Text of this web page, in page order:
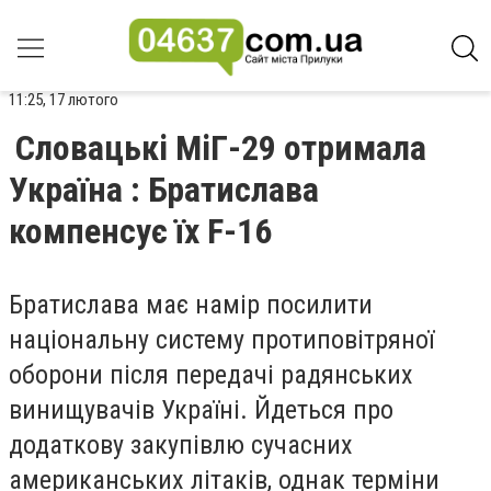
11:25, 17 лютого
Словацькі МіГ-29 отримала
Україна : Братислава
компенсує їх F-16
Братислава має намір посилити
національну систему протиповітряної
оборони після передачі радянських
винищувачів Україні. Йдеться про
додаткову закупівлю сучасних
американських літаків, однак терміни